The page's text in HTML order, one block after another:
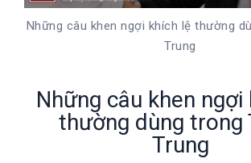
Những câu khen ngợi khích lệ thường
Trung
Những câu khen ngợi
thường dùng trong
Trung